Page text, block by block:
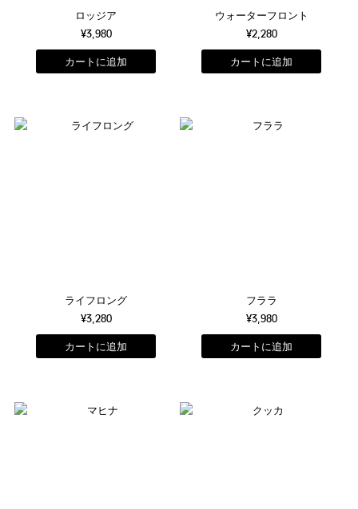
ロッジア
¥3,980
ウォーターフロント
¥2,280
ライフロング
¥3,280
フララ
¥3,980